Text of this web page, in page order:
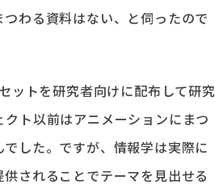
わる資料はない、と伺ったので
ットを研究者向けに配布して研究
ト以前はアニメーションにまつ
した。ですが、情報学は実際に
されることでテーマを見出せる